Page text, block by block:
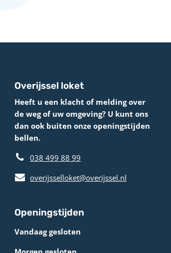
Overijssel loket
Heeft u een klacht of melding over
de weg of uw omgeving? U kunt ons
dan ook buiten onze openingstijden
bellen.
038 499 88 99
overijsselloket@overijssel.nl
Openingstijden
Vandaag gesloten